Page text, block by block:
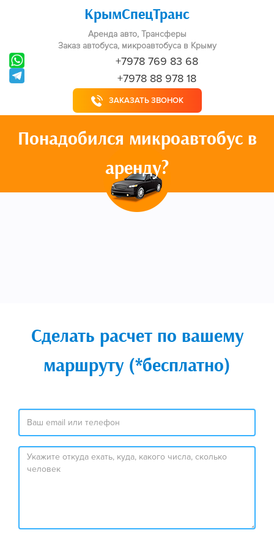
КрымСпецТранс
Аренда авто, Трансферы
Заказ автобуса, микроавтобуса в Крыму
+7978 769 83 68
+7978 88 978 18
ЗАКАЗАТЬ ЗВОНОК
Понадобился микроавтобус в
аренду?
Сделать расчет по вашему
маршруту (*бесплатно)